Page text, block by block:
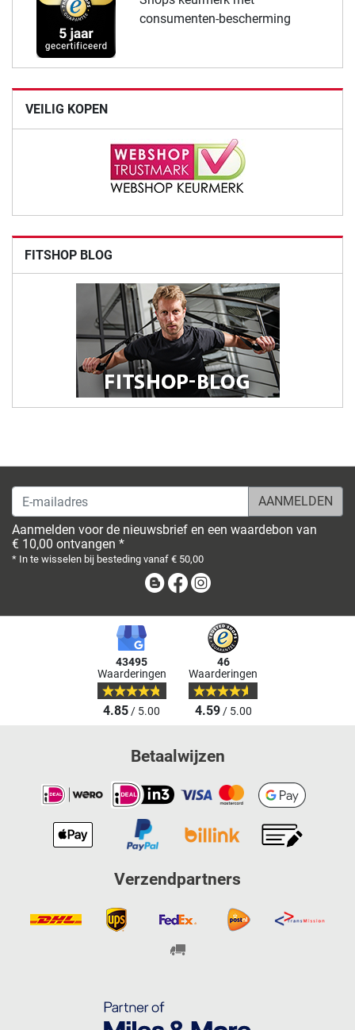
consumenten-bescherming
VEILIG KOPEN
FITSHOP BLOG
E-mailadres
Aanmelden voor de nieuwsbrief en een waardebon van
€ 10,00 ontvangen *
* In te wisselen bij besteding vanaf € 50,00
BlogFacebook
43495
Waarderingen
4.85/ 5.00
46
Waarderingen
4.59/ 5.00
Betaalwijzen
Verzendpartners